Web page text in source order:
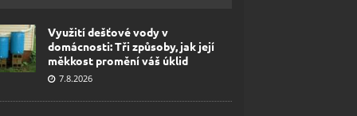
Využití dešťové vody v
domácnosti: Tři způsoby, jak její
měkkost promění váš úklid
7.8.2026